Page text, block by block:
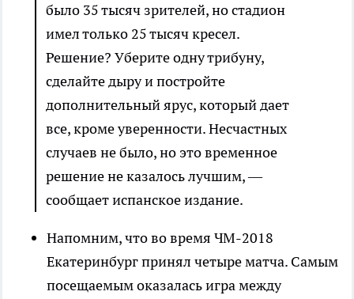
было 35 тысяч зрителей, но стадион
имел только 25 тысяч кресел.
Решение? Уберите одну трибуну,
сделайте дыру и постройте
дополнительный ярус, который дает
все, кроме уверенности. Несчастных
случаев не было, но это временное
решение не казалось лучшим, —
сообщает испанское издание.
Напомним, что во время ЧМ-2018
Екатеринбург принял четыре матча. Самым
посещаемым оказалась игра между